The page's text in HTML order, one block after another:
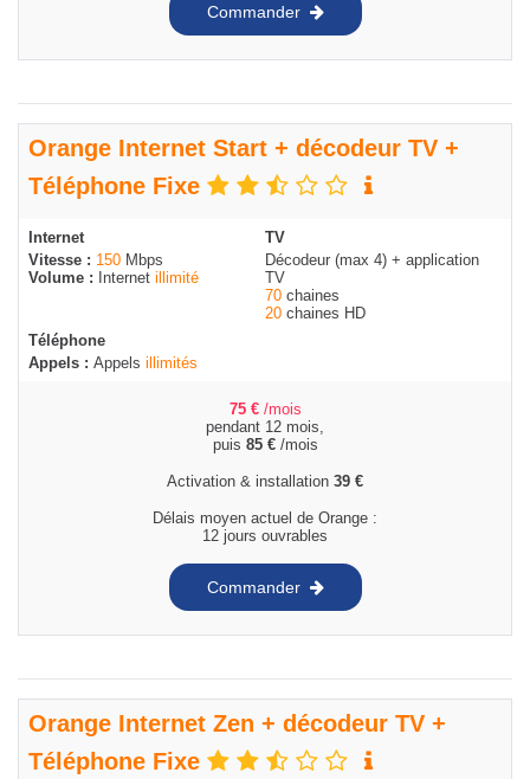
Commander
Orange Internet Start + décodeur TV +
Téléphone Fixe
Internet
Vitesse : 150 Mbps
Volume :
Internet illimité
TV
Décodeur (max 4) + application
TV
70 chaines
20 chaines HD
Téléphone
Appels : Appels illimités
75 € /mois
pendant 12 mois,
puis 85 €/mois
Activation & installation 39 €
Délais moyen actuel de Orange :
12 jours ouvrables
Commander
Orange Internet Zen + décodeur TV +
Téléphone Fixe